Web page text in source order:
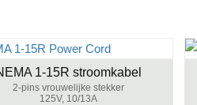
1-15R stroomkabel
2-pins vrouwelijke stekker
125V, 10/13A